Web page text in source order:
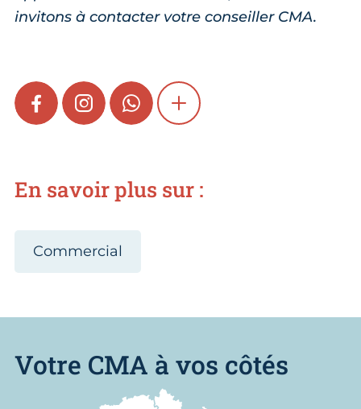
invitons à contacter votre conseiller CMA.
FACEBOOKINSTAGRAMWHATSAPPSHOW MORE
En savoir plus sur :
Commercial
Votre CMA à vos côtés